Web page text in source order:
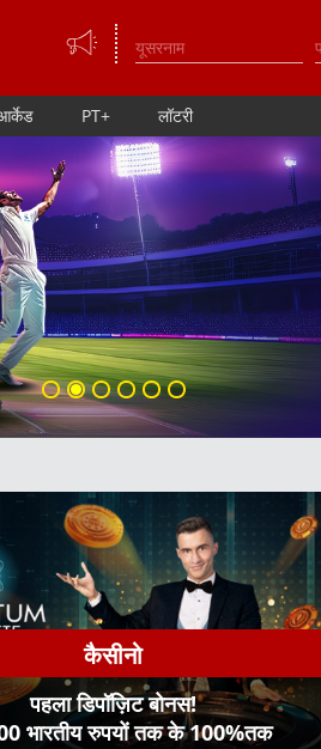
PT+ लॉटरी
कैसीनो
पहला डिपॉज़िट बोनस!
भारतीय रुपयों तक के 100%तक